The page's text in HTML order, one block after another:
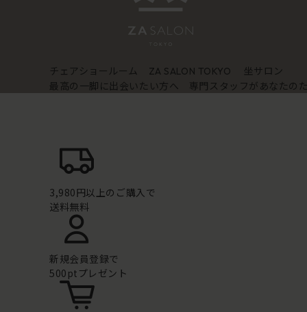
チェアショールーム ZA SALON TOKYO
坐サロン
最高の一脚に出会いたい方へ 専門スタッフがあなたの
3,980円以上のご購入で
送料無料
新規会員登録で
500ptプレゼント